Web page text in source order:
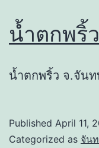
น้ำตกพริ้
น้ำตกพริ้ว จ.จันท
Published April 11,
Categorized as จัน